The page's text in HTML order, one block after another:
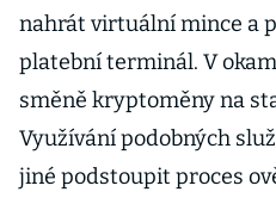
nahrát virtuální mince a
platební terminál. V
směně kryptoměny na
Využívání podobných
jiné podstoupit proces